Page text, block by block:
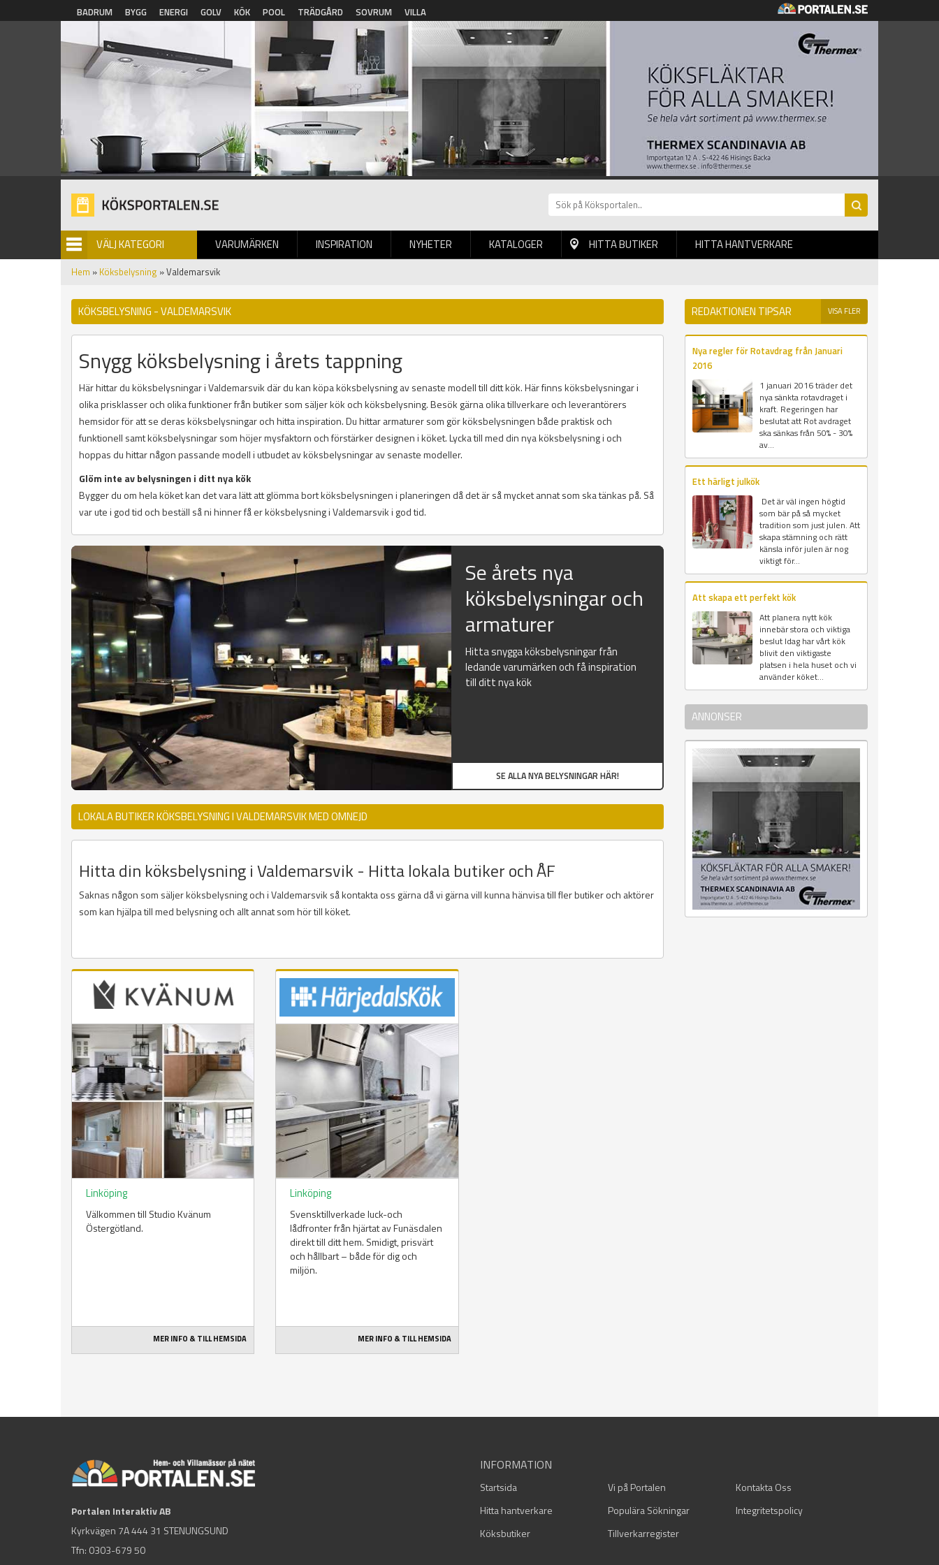
Hoppa till huvudinnehåll
BADRUM BYGG ENERGI GOLV KÖK POOL TRÄDGÅRD SOVRUM VILLA
VÄLJ KATEGORI VARUMÄRKEN INSPIRATION NYHETER
BILDGALLERI KATALOGER HITTA BUTIKER HITTA HANTVERKARE
Hem » Köksbelysning » Valdemarsvik
KÖKSBELYSNING - VALDEMARSVIK
Snygg köksbelysning i årets tappning
Här hittar du köksbelysningar i Valdemarsvik där du kan köpa köksbelysning av senaste modell till ditt kök. Här finns köksbelysningar i
olika prisklasser och olika funktioner från butiker som säljer kök och köksbelysning. Besök gärna olika tillverkare och leverantörers
hemsidor för att se deras köksbelysningar och hitta inspiration. Du hittar armaturer som gör köksbelysningen både praktisk och
funktionell samt köksbelysningar som höjer mysfaktorn och förstärker designen i köket. Lycka till med din nya köksbelysning i och
hoppas du hittar någon passande modell i utbudet av köksbelysningar av senaste modeller.
Glöm inte av belysningen i ditt nya kök
Bygger du om hela köket kan det vara lätt att glömma bort köksbelysningen i planeringen då det är så mycket annat som ska tänkas på. Så
var ute i god tid och beställ så ni hinner få er köksbelysning i Valdemarsvik i god tid.
Se årets nya
köksbelysningar och
armaturer
Hitta snygga köksbelysningar från
ledande varumärken och få inspiration
till ditt nya kök
SE ALLA NYA BELYSNINGAR HÄR!
LOKALA BUTIKER KÖKSBELYSNING I VALDEMARSVIK MED OMNEJD
Hitta din köksbelysning i Valdemarsvik - Hitta lokala butiker och ÅF
Saknas någon som säljer köksbelysning och i Valdemarsvik så kontakta oss gärna då vi gärna vill kunna hänvisa till fler butiker och aktörer
som kan hjälpa till med belysning och allt annat som hör till köket.
Linköping
Välkommen till Studio Kvänum
Östergötland.
MER INFO & TILL HEMSIDA
Linköping
Svensktillverkade luck-och
lådfronter från hjärtat av Funäsdalen
direkt till ditt hem. Smidigt, prisvärt
och hållbart – både för dig och
miljön.
MER INFO & TILL HEMSIDA
REDAKTIONEN TIPSAR VISA FLER
Nya regler för Rotavdrag från Januari
2016
1 januari 2016 träder det
nya sänkta rotavdraget i
kraft. Regeringen har
beslutat att Rot avdraget
ska sänkas från 50% - 30%
av...
Ett härligt julkök
Det är väl ingen högtid
som bär på så mycket
tradition som just julen. Att
skapa stämning och rätt
känsla inför julen är nog
viktigt för...
Att skapa ett perfekt kök
Att planera nytt kök
innebär stora och viktiga
beslut Idag har vårt kök
blivit den viktigaste
platsen i hela huset och vi
använder köket...
ANNONSER
Portalen Interaktiv AB
Kyrkvägen 7A 444 31 STENUNGSUND
Tfn: 0303-679 50
INFORMATION
Startsida Vi på Portalen
Kontakta Oss
Hitta hantverkare
Populära Sökningar
Integritetspolicy
Köksbutiker
Tillverkarregister